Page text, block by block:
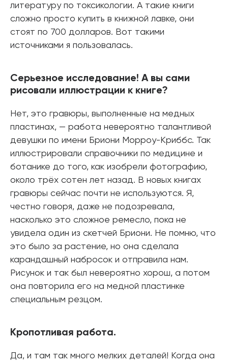
литературу по токсикологии. А такие книги
сложно просто купить в книжной лавке, они
стоят по 700 долларов. Вот такими
источниками я пользовалась.
Серьезное исследование! А вы сами
рисовали иллюстрации к книге?
Нет, это гравюры, выполненные на медных
пластинах, — работа невероятно талантливой
девушки по имени Бриони Морроу-Криббс. Так
иллюстрировали справочники по медицине и
ботанике до того, как изобрели фотографию,
около трёх сотен лет назад. В новых книгах
гравюры сейчас почти не используются. Я,
честно говоря, даже не подозревала,
насколько это сложное ремесло, пока не
увидела один из скетчей Бриони. Не помню, что
это было за растение, но она сделала
карандашный набросок и отправила нам.
Рисунок и так был невероятно хорош, а потом
она повторила его на медной пластинке
специальным резцом.
Кропотливая работа.
Да, и там так много мелких деталей! Когда она